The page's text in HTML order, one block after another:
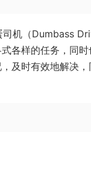
机（Dumbass
各样的任务，同
及时有效地解决